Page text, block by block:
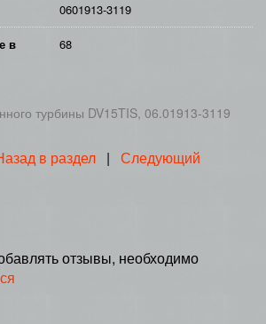
0601913-3119
в
68
турбины DV15TIS, 06.01913-3119
в раздел | Следующий
отзывы, необходимо